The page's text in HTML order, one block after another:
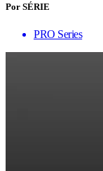
Por SÉRIE
PRO Series